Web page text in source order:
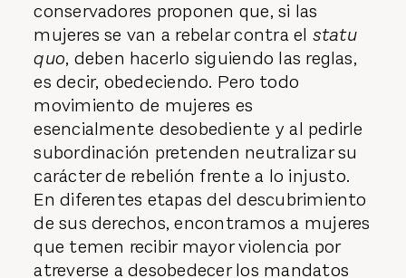
conservadores proponen que, si las
mujeres se van a rebelar contra el statu
quo, deben hacerlo siguiendo las reglas,
es decir, obedeciendo. Pero todo
movimiento de mujeres es
esencialmente desobediente y al pedirle
subordinación pretenden neutralizar su
carácter de rebelión frente a lo injusto.
En diferentes etapas del descubrimiento
de sus derechos, encontramos a mujeres
que temen recibir mayor violencia por
atreverse a desobedecer los mandatos